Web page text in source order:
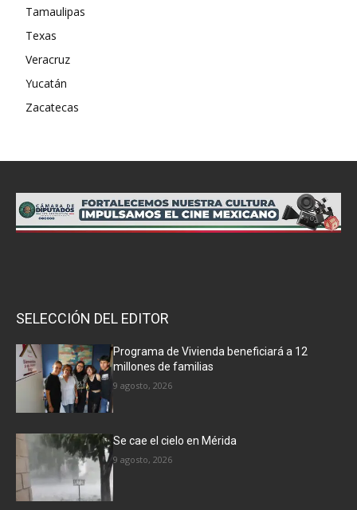
Tamaulipas
Texas
Veracruz
Yucatán
Zacatecas
SELECCIÓN DEL EDITOR
Programa de Vivienda beneficiará a 12
millones de familias
9 agosto, 2026
Se cae el cielo en Mérida
9 agosto, 2026